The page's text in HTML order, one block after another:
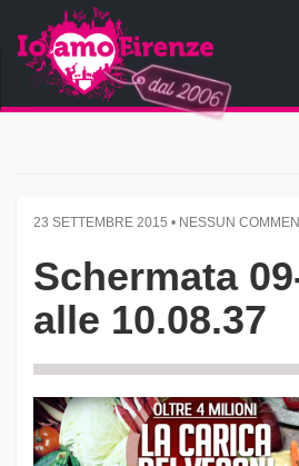
23 SETTEMBRE 2015 • NESSUN
Schermata
alle 10.08.37